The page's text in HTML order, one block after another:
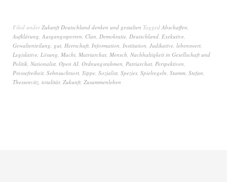
Filed underZukunft Deutschland denken und gestalten Tagged Abschaffen,
Aufklärung, Ausgangssperren, Clan, Demokratie, Deutschland, Exekutive,
Gewaltenteilung, gut, Herrschaft, Information, Institution, Judikative, lebenswert,
Legislative, Lösung, Macht, Matriarchat, Mensch, Nachhaltigkeit in Gesellschaft und
Politik, Nationalist, Open AI, Ordnungsrahmen, Patriarchat, Perspektiven,
Pressefreiheit, Sehnsuchtsort, Sippe, Sozialist, Spezies, Spielregeln, Stamm, Stefan,
Thessenvitz, totalitär, Zukunft, Zusammenleben